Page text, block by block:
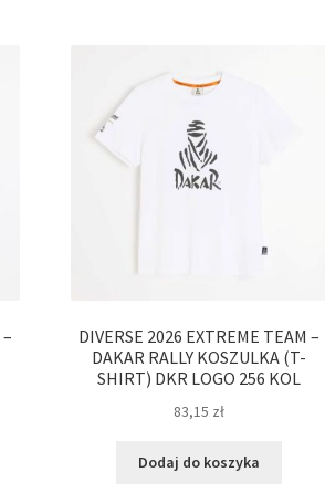
DIVERSE 2026 EXTREME TEAM –
DAKAR RALLY KOSZULKA (T-
SHIRT) DKR LOGO 256 KOL
83,15 zł
Dodaj do koszyka